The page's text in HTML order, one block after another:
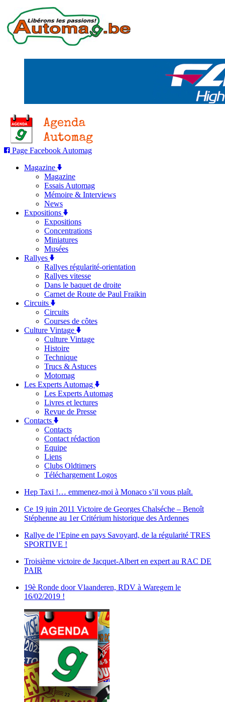
Page Facebook Automag
Magazine
Magazine
Essais Automag
Mémoire & Interviews
News
Expositions
Expositions
Concentrations
Miniatures
Musées
Rallyes
Rallyes régularité-orientation
Rallyes vitesse
Dans le baquet de droite
Carnet de Route de Paul Fraikin
Circuits
Circuits
Courses de côtes
Culture Vintage
Culture Vintage
Histoire
Technique
Trucs & Astuces
Motomag
Les Experts Automag
Les Experts Automag
Livres et lectures
Revue de Presse
Contacts
Contacts
Contact rédaction
Equipe
Liens
Clubs Oldtimers
Téléchargement Logos
Hep Taxi !… emmenez-moi à Monaco s’il vous plaît.
Ce 19 juin 2011 Victoire de Georges Chalséche – Benoît
Stéphenne au 1er Critérium historique des Ardennes
Rallye de l’Epine en pays Savoyard, de la régularité TRES
SPORTIVE !
Troisième victoire de Jacquet-Albert en expert au RAC DE
PAIR
19è Ronde door Vlaanderen, RDV à Waregem le
16/02/2019 !